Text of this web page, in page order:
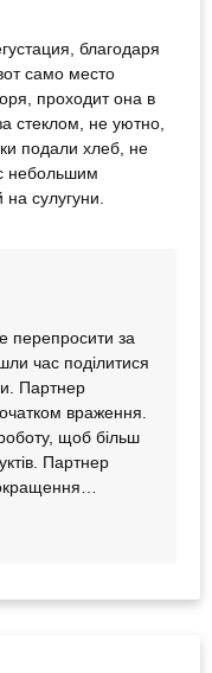
благодаря
проходит она в
стеклом, не уютно,
подали хлеб, не
небольшим
сулугуни.
перепросити за
час поділитися
Партнер
враження.
щоб більш
Партнер